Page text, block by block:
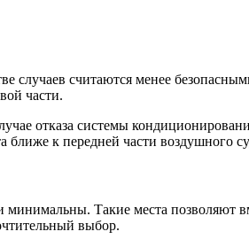
случаев считаются менее
части.
отказа системы
ближе к передней части воздушного
Такие места позволяют
выбор.